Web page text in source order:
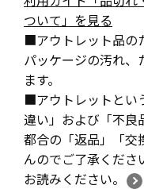
ついて」を見る
■アウトレット品の
パッケージの汚れ、
ます。
■アウトレットとい
違い」および「不良
都合の「返品」「交
んのでご了承くださ
お読みください。